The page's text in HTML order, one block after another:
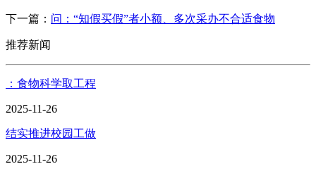
下一篇： 问：“知假买假”者小额、多次采办不合适食物
推荐新闻
：食物科学取工程
2025-11-26
结实推进校园工做
2025-11-26